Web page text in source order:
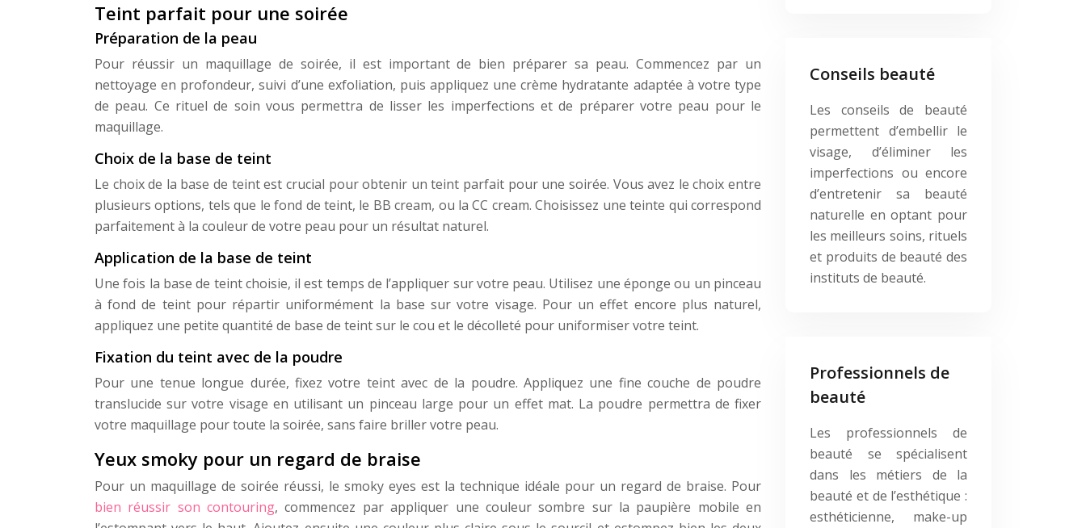
Teint parfait pour une soirée
Préparation de la peau
Pour réussir un maquillage de soirée, il est important de bien préparer sa peau. Commencez par un
nettoyage en profondeur, suivi d’une exfoliation, puis appliquez une crème hydratante adaptée à votre type
de peau. Ce rituel de soin vous permettra de lisser les imperfections et de préparer votre peau pour le
maquillage.
Choix de la base de teint
Le choix de la base de teint est crucial pour obtenir un teint parfait pour une soirée. Vous avez le choix entre
plusieurs options, tels que le fond de teint, le BB cream, ou la CC cream. Choisissez une teinte qui correspond
parfaitement à la couleur de votre peau pour un résultat naturel.
Application de la base de teint
Une fois la base de teint choisie, il est temps de l’appliquer sur votre peau. Utilisez une éponge ou un pinceau
à fond de teint pour répartir uniformément la base sur votre visage. Pour un effet encore plus naturel,
appliquez une petite quantité de base de teint sur le cou et le décolleté pour uniformiser votre teint.
Fixation du teint avec de la poudre
Pour une tenue longue durée, fixez votre teint avec de la poudre. Appliquez une fine couche de poudre
translucide sur votre visage en utilisant un pinceau large pour un effet mat. La poudre permettra de fixer
votre maquillage pour toute la soirée, sans faire briller votre peau.
Yeux smoky pour un regard de braise
Pour un maquillage de soirée réussi, le smoky eyes est la technique idéale pour un regard de braise. Pour
bien réussir son contouring, commencez par appliquer une couleur sombre sur la paupière mobile en
Conseils beauté
Les conseils de beauté
permettent d’embellir le
visage, d’éliminer les
imperfections ou encore
d’entretenir sa beauté
naturelle en optant pour
les meilleurs soins, rituels
et produits de beauté des
instituts de beauté.
Professionnels de
beauté
Les professionnels de
beauté se spécialisent
dans les métiers de la
beauté et de l’esthétique :
esthéticienne, make-up